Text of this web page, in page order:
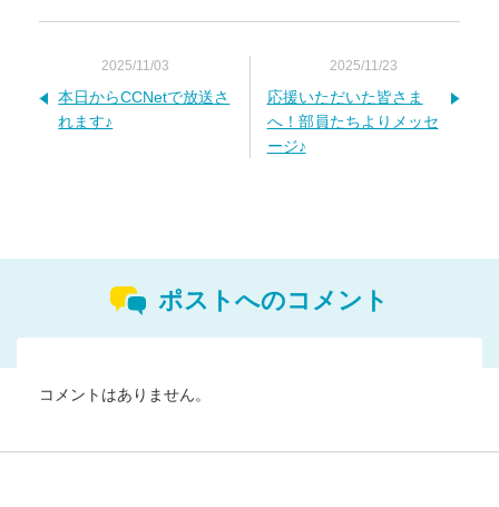
2025/11/03
本日からCCNetで放送さ
れます♪
2025/11/23
応援いただいた皆さま
へ！部員たちよりメッセ
ージ♪
ポストへのコメント
コメントはありません。